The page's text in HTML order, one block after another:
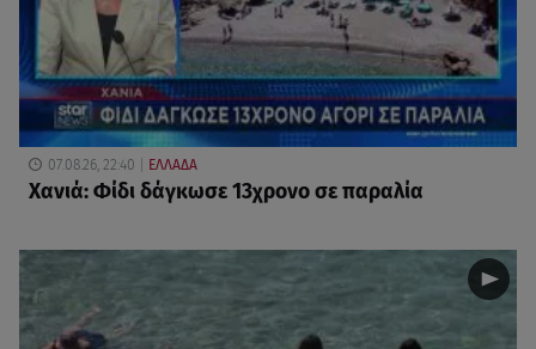
07.08.26, 22:40 ΕΛΛΑΔΑ
Χανιά: Φίδι δάγκωσε 13χρονο σε παραλία